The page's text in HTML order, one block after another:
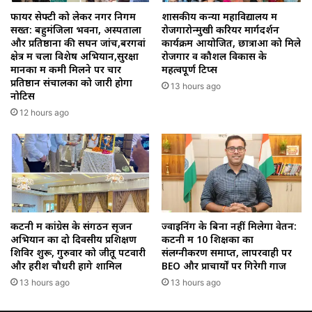
फायर सेफ्टी को लेकर नगर निगम
सख्त: बहुमंजिला भवनों, अस्पतालों
और प्रतिष्ठानों की सघन जांच,बरगवां
क्षेत्र में चला विशेष अभियान,सुरक्षा
मानकों में कमी मिलने पर चार
प्रतिष्ठान संचालकों को जारी होगा
नोटिस
12 hours ago
शासकीय कन्या महाविद्यालय में
रोजगारोन्मुखी करियर मार्गदर्शन
कार्यक्रम आयोजित, छात्राओं को मिले
रोजगार व कौशल विकास के
महत्वपूर्ण टिप्स
13 hours ago
कटनी में कांग्रेस के संगठन सृजन
अभियान का दो दिवसीय प्रशिक्षण
शिविर शुरू, गुरुवार को जीतू पटवारी
और हरीश चौधरी होंगे शामिल
13 hours ago
ज्वाइनिंग के बिना नहीं मिलेगा वेतन:
कटनी में 10 शिक्षकों का
संलग्नीकरण समाप्त, लापरवाही पर
BEO और प्राचार्यों पर गिरेगी गाज
13 hours ago